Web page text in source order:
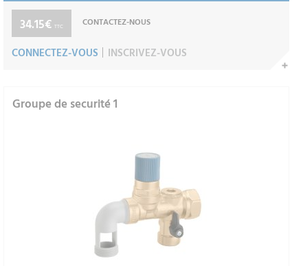
34.15€ TTC CONTACTEZ-NOUS
CONNECTEZ-VOUS INSCRIVEZ-VOUS
Groupe de securité 1